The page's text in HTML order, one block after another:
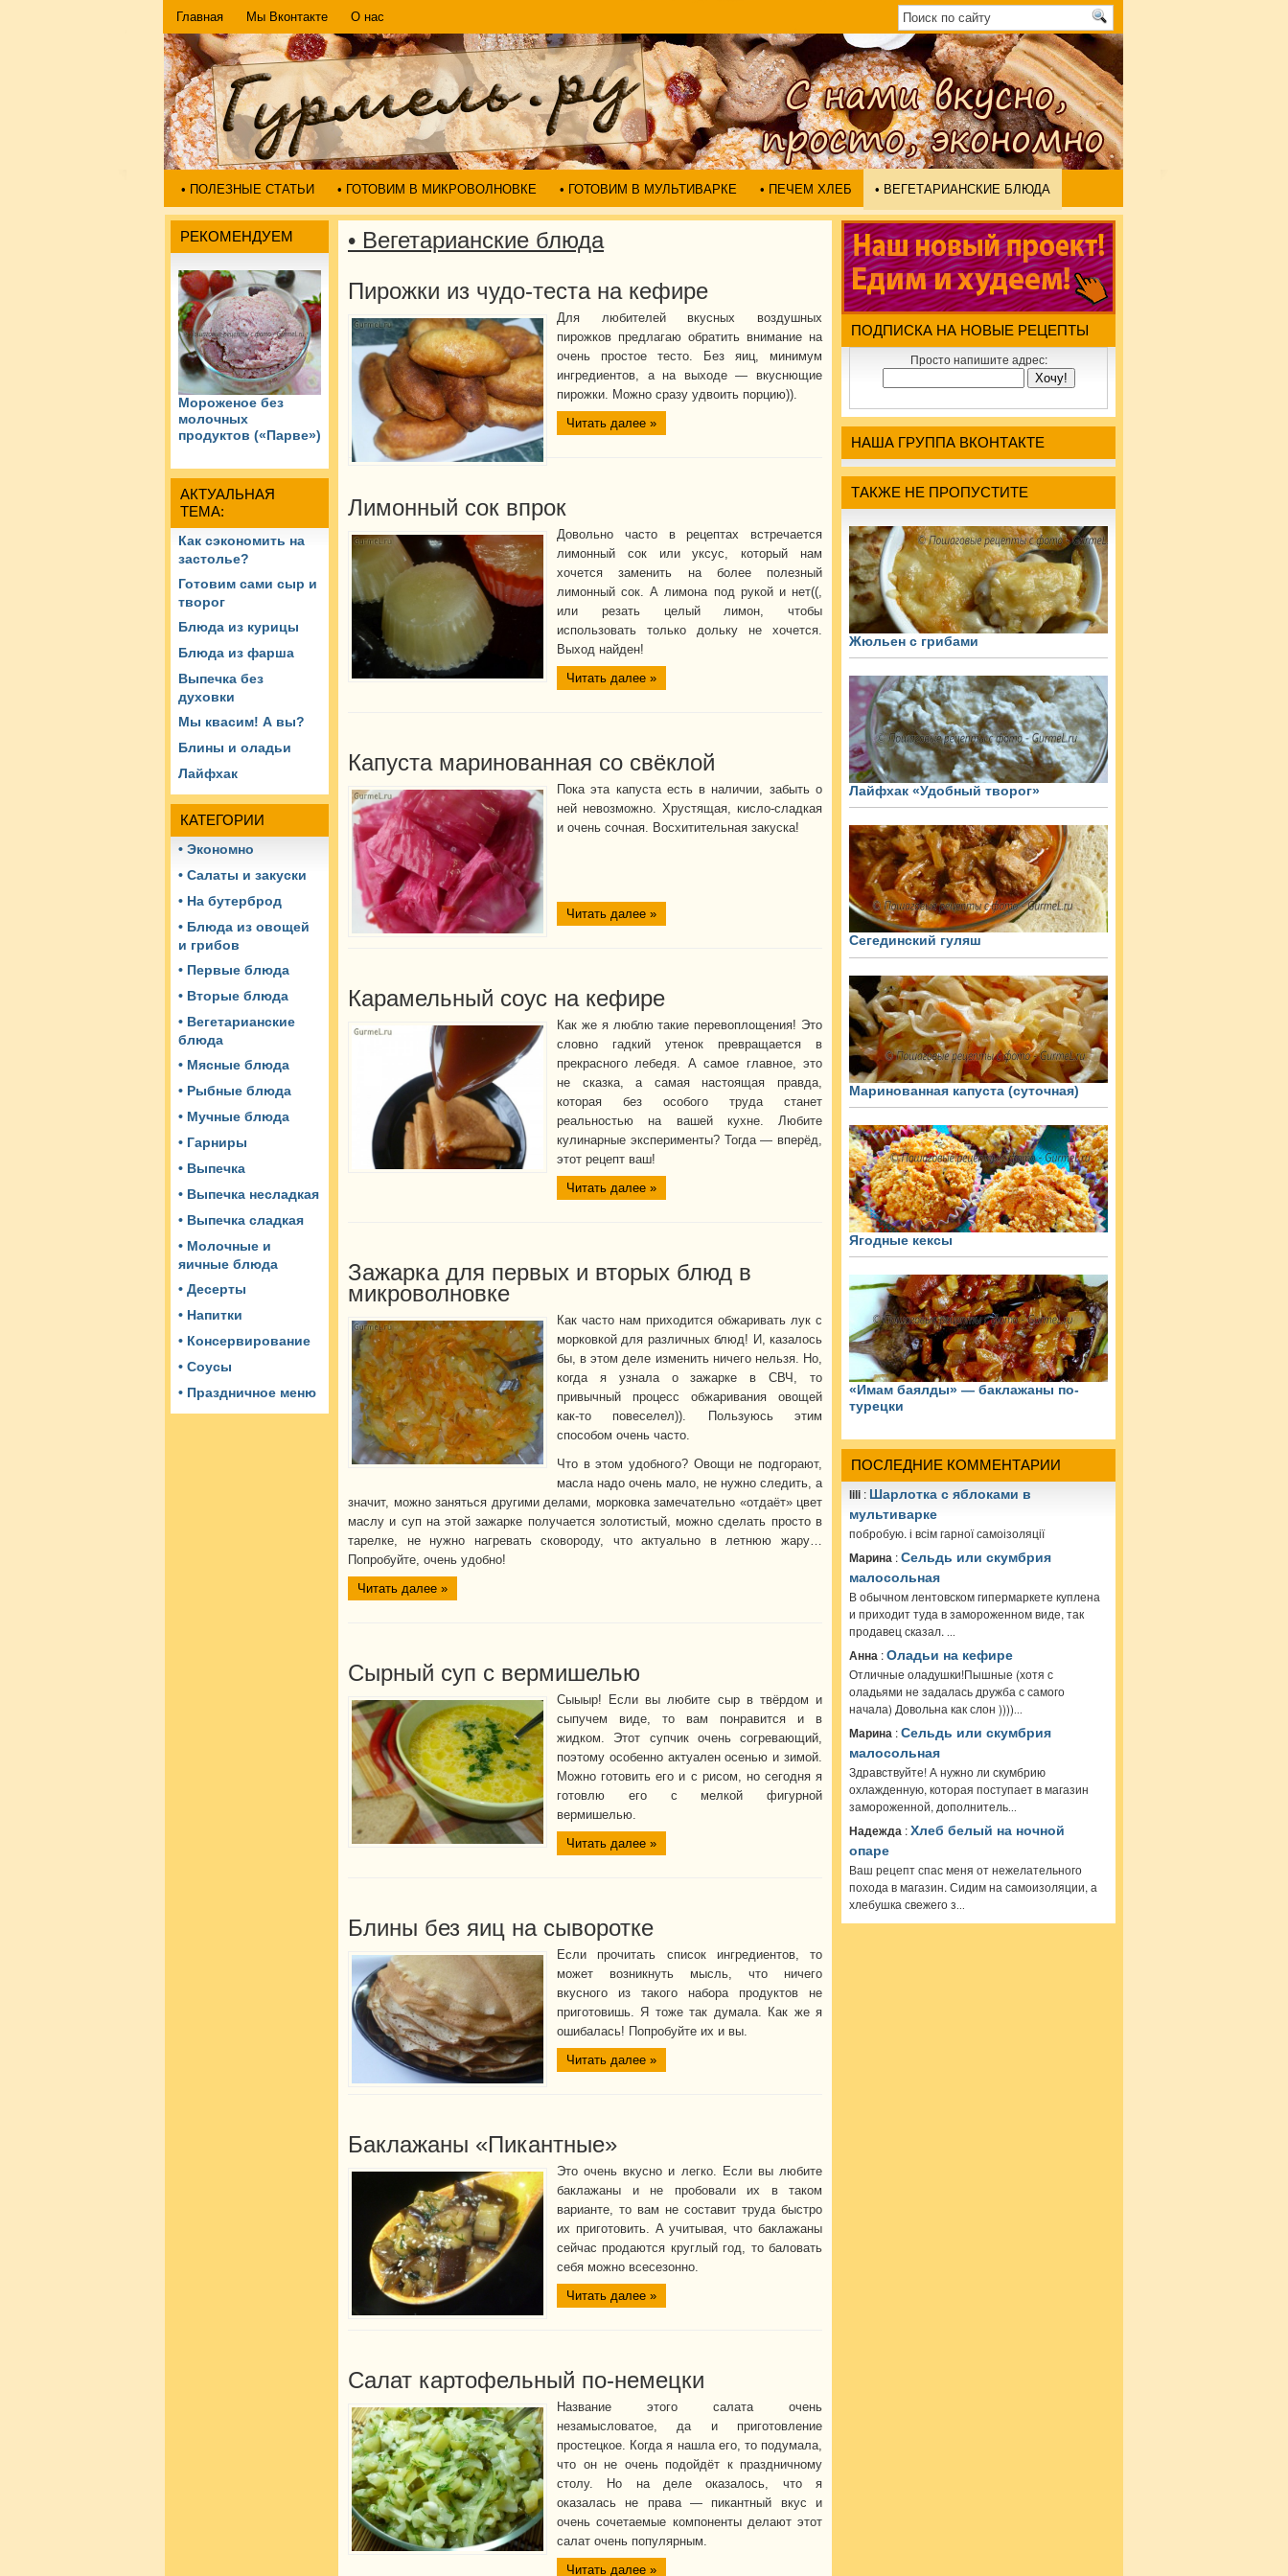
Главная Мы Вконтакте О нас
• ПОЛЕЗНЫЕ СТАТЬИ • ГОТОВИМ В МИКРОВОЛНОВКЕ • ГОТОВИМ В МУЛЬТИВАРКЕ • ПЕЧЕМ ХЛЕБ • ВЕГЕТАРИАНСКИЕ БЛЮДА
РЕКОМЕНДУЕМ
Мороженое без
молочных
продуктов («Парве»)
АКТУАЛЬНАЯ
ТЕМА:
Как сэкономить на
застолье?
Готовим сами сыр и
творог
Блюда из курицы
Блюда из фарша
Выпечка без
духовки
Мы квасим! А вы?
Блины и оладьи
Лайфхак
КАТЕГОРИИ
• Экономно
• Салаты и закуски
• На бутерброд
• Блюда из овощей
и грибов
• Первые блюда
• Вторые блюда
• Вегетарианские
блюда
• Мясные блюда
• Рыбные блюда
• Мучные блюда
• Гарниры
• Выпечка
• Выпечка несладкая
• Выпечка сладкая
• Молочные и
яичные блюда
• Десерты
• Напитки
• Консервирование
• Соусы
• Праздничное меню
• Вегетарианские блюда
Пирожки из чудо-теста на кефире
Для любителей вкусных воздушных
пирожков предлагаю обратить внимание на
очень простое тесто. Без яиц, минимум
ингредиентов, а на выходе — вкуснющие
пирожки. Можно сразу удвоить порцию)).
Читать далее »
Лимонный сок впрок
Довольно часто в рецептах встречается
лимонный сок или уксус, который нам
хочется заменить на более полезный
лимонный сок. А лимона под рукой и нет((,
или резать целый лимон, чтобы
использовать только дольку не хочется.
Выход найден!
Читать далее »
Капуста маринованная со свёклой
Пока эта капуста есть в наличии, забыть о
ней невозможно. Хрустящая, кисло-сладкая
и очень сочная. Восхитительная закуска!
Читать далее »
Карамельный соус на кефире
Как же я люблю такие перевоплощения! Это
словно гадкий утенок превращается в
прекрасного лебедя. А самое главное, это
не сказка, а самая настоящая правда,
которая без особого труда станет
реальностью на вашей кухне. Любите
кулинарные эксперименты? Тогда — вперёд,
этот рецепт ваш!
Читать далее »
Зажарка для первых и вторых блюд в
микроволновке
Как часто нам приходится обжаривать лук с
морковкой для различных блюд! И, казалось
бы, в этом деле изменить ничего нельзя. Но,
когда я узнала о зажарке в СВЧ, то
привычный процесс обжаривания овощей
как-то повеселел)). Пользуюсь этим
способом очень часто.
Что в этом удобного? Овощи не подгорают,
масла надо очень мало, не нужно следить, а
значит, можно заняться другими делами, морковка замечательно «отдаёт» цвет
маслу и суп на этой зажарке получается золотистый, можно сделать просто в
тарелке, не нужно нагревать сковороду, что актуально в летнюю жару…
Попробуйте, очень удобно!
Читать далее »
Сырный суп с вермишелью
Сыыыр! Если вы любите сыр в твёрдом и
сыпучем виде, то вам понравится и в
жидком. Этот супчик очень согревающий,
поэтому особенно актуален осенью и зимой.
Можно готовить его и с рисом, но сегодня я
готовлю его с мелкой фигурной
вермишелью.
Читать далее »
Блины без яиц на сыворотке
Если прочитать список ингредиентов, то
может возникнуть мысль, что ничего
вкусного из такого набора продуктов не
приготовишь. Я тоже так думала. Как же я
ошибалась! Попробуйте их и вы.
Читать далее »
Баклажаны «Пикантные»
Это очень вкусно и легко. Если вы любите
баклажаны и не пробовали их в таком
варианте, то вам не составит труда быстро
их приготовить. А учитывая, что баклажаны
сейчас продаются круглый год, то баловать
себя можно всесезонно.
Читать далее »
Салат картофельный по-немецки
Название этого салата очень
незамысловатое, да и приготовление
простецкое. Когда я нашла его, то подумала,
что он не очень подойдёт к праздничному
столу. Но на деле оказалось, что я
оказалась не права — пикантный вкус и
очень сочетаемые компоненты делают этот
салат очень популярным.
Читать далее »
ПОДПИСКА НА НОВЫЕ РЕЦЕПТЫ
Просто напишите адрес:
НАША ГРУППА ВКОНТАКТЕ
ТАКЖЕ НЕ ПРОПУСТИТЕ
Жюльен с грибами
Лайфхак «Удобный творог»
Сегединский гуляш
Маринованная капуста (суточная)
Ягодные кексы
«Имам баялды» — баклажаны по-
турецки
ПОСЛЕДНИЕ КОММЕНТАРИИ
lili : Шарлотка с яблоками в
мультиварке
побробую. і всім гарної самоізоляції
Марина :Сельдь или скумбрия
малосольная
В обычном лентовском гипермаркете куплена
и приходит туда в замороженном виде, так
продавец сказал. ...
Анна :Оладьи на кефире
Отличные оладушки!Пышные (хотя с
оладьями не задалась дружба с самого
начала) Довольна как слон ))))...
Марина :Сельдь или скумбрия
малосольная
Здравствуйте! А нужно ли скумбрию
охлажденную, которая поступает в магазин
замороженной, дополнитель...
Надежда :Хлеб белый на ночной
опаре
Ваш рецепт спас меня от нежелательного
похода в магазин. Сидим на самоизоляции, а
хлебушка свежего з...